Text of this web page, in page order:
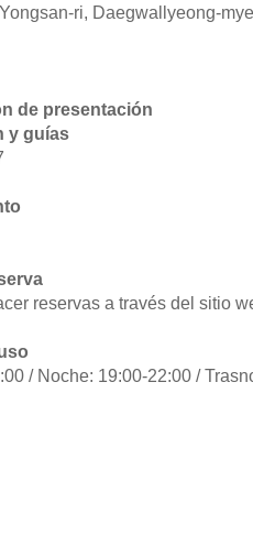
Yongsan-ri, Daegwallyeong-
de presentación
y guías
reservas a través del sitio
/ Noche: 19:00-22:00 /